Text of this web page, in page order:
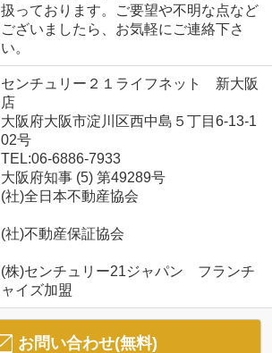
扱っております。ご要望や不明な点など
ございましたら、お気軽にご連絡下さ
い。
センチュリー２１ライフネット 新大阪
店
大阪府大阪市淀川区西中島５丁目6-13-1
02号
TEL:06-6886-7933
大阪府知事 (5) 第49289号
(社)全日本不動産協会
(社)不動産保証協会
(株)センチュリー21ジャパン フランチ
ャイズ加盟
お問い合わせ(無料)